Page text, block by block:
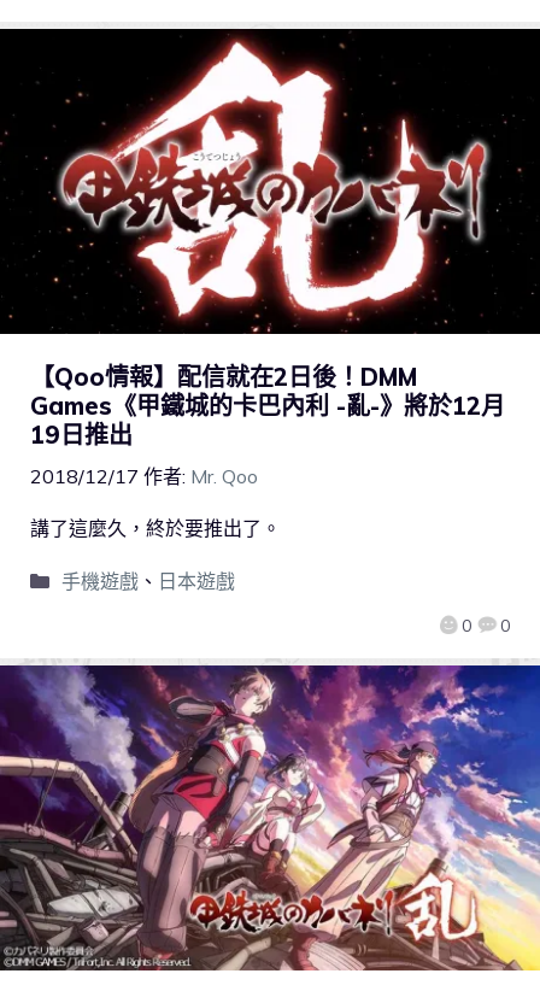
【Qoo情報】配信就在2日後！DMM
Games《甲鐵城的卡巴內利 -亂-》將於12月
19日推出
2018/12/17 作者: Mr. Qoo
0 0
講了這麼久，終於要推出了。
手機遊戲、 日本遊戲